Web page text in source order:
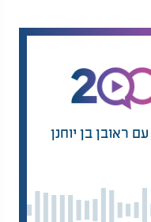
ראובן בן יוחנן